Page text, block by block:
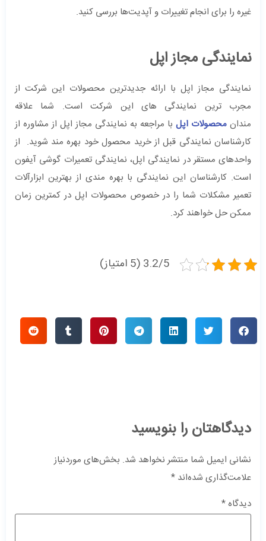
غیره را برای انجام تغییرات و آپدیت‌ها بررسی کنید.
نمایندگی مجاز اپل
نمایندگی مجاز اپل با ارائه جدیدترین محصولات این شرکت از
مجرب ترین نمایندگی های این شرکت است. شما علاقه
مندان محصولات اپل با مراجعه به نمایندگی مجاز اپل از مشاوره از
کارشناسان نمایندگی قبل از خرید محصول خود بهره مند شوید. از
واحدهای مستقر در نمایندگی اپل، نمایندگی تعمیرات گوشی آیفون
است. کارشناسان این نمایندگی با بهره مندی از بهترین ابزارآلات
تعمیر مشکلات شما را در خصوص محصولات اپل در کمترین زمان
ممکن حل خواهند کرد.
3.2/5 (5 امتیاز)
دیدگاهتان را بنویسید
نشانی ایمیل شما منتشر نخواهد شد. بخش‌های موردنیاز
علامت‌گذاری شده‌اند *
دیدگاه*